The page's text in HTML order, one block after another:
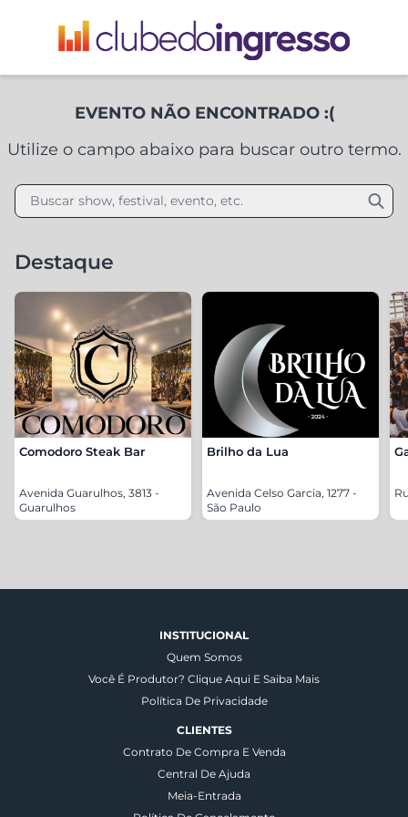
EVENTO NÃO ENCONTRADO :(
Utilize o campo abaixo para buscar outro termo.
Buscar show, festival, evento, etc.
Destaque
Comodoro Steak Bar
Avenida Guarulhos, 3813 -
Guarulhos
Brilho da Lua
Avenida Celso Garcia, 1277 -
São Paulo
INSTITUCIONAL
Quem Somos
Você É Produtor? Clique Aqui E Saiba Mais
Política De Privacidade
CLIENTES
Contrato De Compra E Venda
Central De Ajuda
Meia-Entrada